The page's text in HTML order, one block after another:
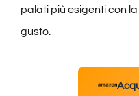
palati più esigenti con
gusto.